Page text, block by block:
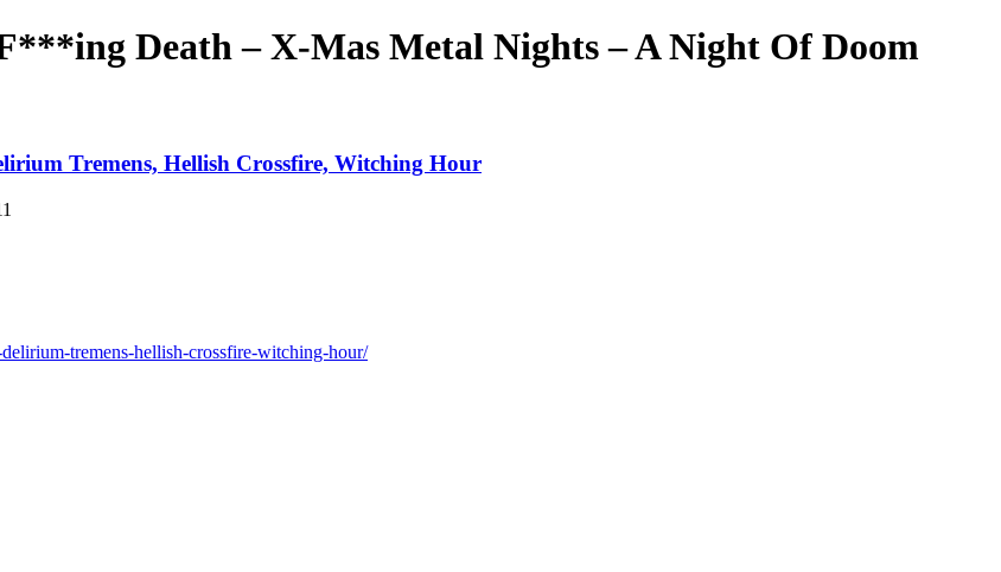
Death – X-Mas Metal Nights – A Night Of Doom
Tremens, Hellish Crossfire, Witching Hour
tremens-hellish-crossfire-witching-hour/